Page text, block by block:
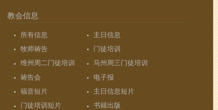
教会信息
所有信息
主日信息
牧师祷告
门徒培训
维州周二门徒培训
马州周三门徒培训
祷告会
电子报
福音短片
主日信息短片
门徒培训短片
书籍出版